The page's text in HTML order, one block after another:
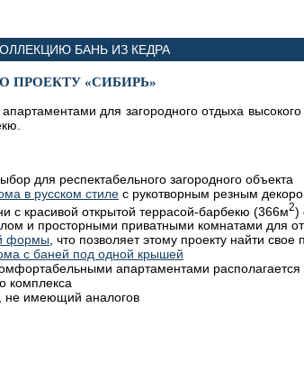
БАНЬ ИЗ КЕДРА
«СИБИРЬ»
апартаментами для загородного отдыха
для респектабельного загородного объекта
в русском стиле с рукотворным резным
с красивой открытой террасой-барбекю (366м2)
и просторными приватными комнатами для
формы, что позволяет этому проекту найти
с баней под одной крышей
апартаментами
комплекса
, не имеющий аналогов